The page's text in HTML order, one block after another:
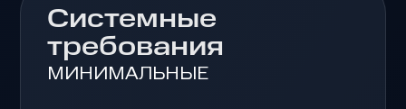
Системные
требования
МИНИМАЛЬНЫЕ